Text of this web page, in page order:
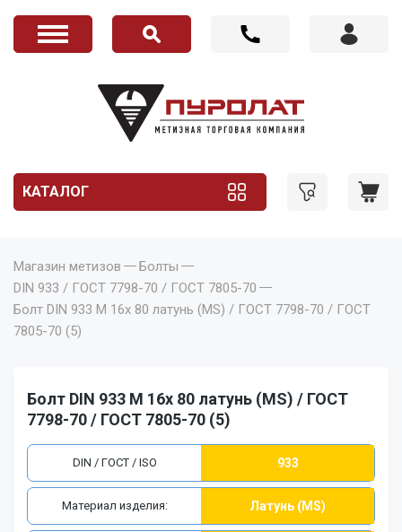
КАТАЛОГ
Магазин метизов
Болты
DIN 933 / ГОСТ 7798-70 / ГОСТ 7805-70
Болт DIN 933 M 16x 80 латунь (MS) / ГОСТ 7798-70 / ГОСТ
7805-70 (5)
Болт DIN 933 M 16x 80 латунь (MS) / ГОСТ
7798-70 / ГОСТ 7805-70 (5)
DIN / ГОСТ / ISO 933
Материал изделия: Латунь (MS)